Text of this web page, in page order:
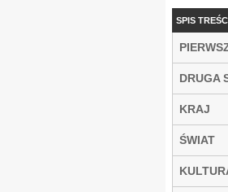
SPIS
DRUGA
KRAJ
ŚWIAT